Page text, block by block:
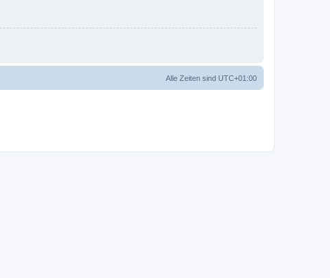
Alle Zeiten sind UTC+01:00